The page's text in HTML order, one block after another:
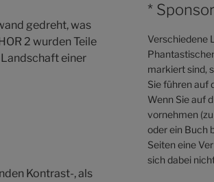
gedreht, was
2 wurden Teile
einer
Kontrast-, als
*
Verschiedene
markiert sind,
Sie führen auf
Wenn Sie auf
vornehmen
oder ein Buch
Seiten eine
sich dabei